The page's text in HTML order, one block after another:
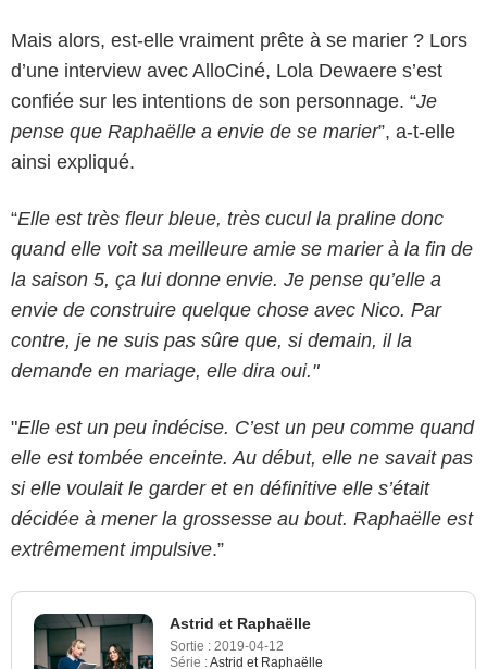
Mais alors, est-elle vraiment prête à se marier ? Lors
d’une interview avec AlloCiné, Lola Dewaere s’est
confiée sur les intentions de son personnage. “Je
pense que Raphaëlle a envie de se marier”, a-t-elle
ainsi expliqué.
“Elle est très fleur bleue, très cucul la praline donc
quand elle voit sa meilleure amie se marier à la fin de
la saison 5, ça lui donne envie. Je pense qu’elle a
envie de construire quelque chose avec Nico. Par
contre, je ne suis pas sûre que, si demain, il la
demande en mariage, elle dira oui."
"Elle est un peu indécise. C’est un peu comme quand
elle est tombée enceinte. Au début, elle ne savait pas
si elle voulait le garder et en définitive elle s’était
décidée à mener la grossesse au bout. Raphaëlle est
extrêmement impulsive.”
Astrid et Raphaëlle
Sortie : 2019-04-12
Série :Astrid et Raphaëlle